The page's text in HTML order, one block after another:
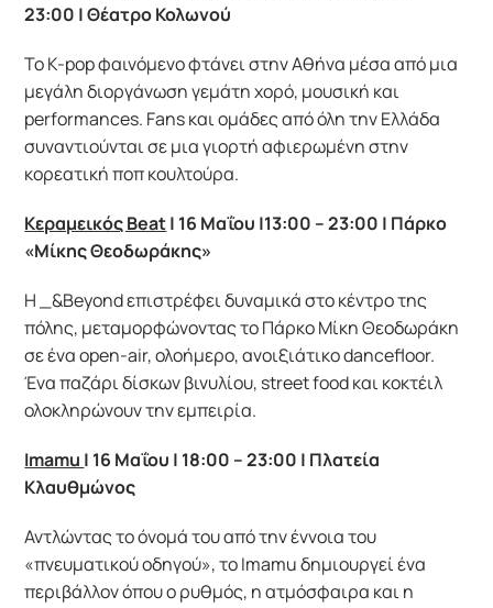
23:00 |ΘέατροΚολωνού
Το K-pop φαινόμενο φτάνει στην Αθήνα μέσα από μια
μεγάλη διοργάνωση γεμάτη χορό, μουσική και
performances. Fans και ομάδες από όλη την Ελλάδα
συναντιούνται σε μια γιορτή αφιερωμένη στην
κορεατική ποπ κουλτούρα.
Κεραμεικός Beat| 16 Μαΐου |13:00 – 23:00 | Πάρκο
«Μίκης Θεοδωράκης»
Η _&Βeyond επιστρέφει δυναμικά στο κέντρο της
πόλης, μεταμορφώνοντας το Πάρκο Μίκη Θεοδωράκη
σε ένα open-air, ολοήμερο, ανοιξιάτικο dancefloor.
Ένα παζάρι δίσκων βινυλίου, street food και κοκτέιλ
ολοκληρώνουν την εμπειρία.
Imamu | 16 Μαΐου | 18:00 – 23:00 | Πλατεία
Κλαυθμώνος
Αντλώντας το όνομά του από την έννοια του
«πνευματικού οδηγού», το Imamu δημιουργεί ένα
περιβάλλον όπου ο ρυθμός, η ατμόσφαιρα και η